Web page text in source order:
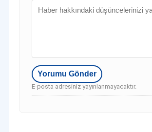
E-posta adresiniz yayınlanmayacaktır.